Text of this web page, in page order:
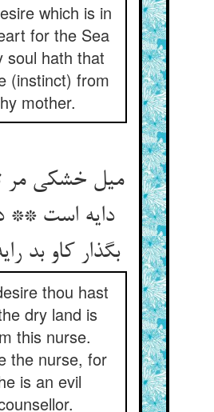
which is in
for the Sea
hath that
(instinct) from
mother.
میل خشکی مر
دایه است **
بگذار کاو بد
thou hast
dry land is
this nurse.
the nurse, for
is an evil